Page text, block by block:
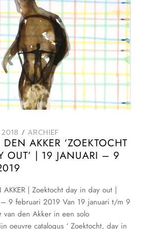
ARCHIEF
DEN AKKER ‘ZOEKTOCHT
OUT’ | 19 JANUARI – 9
AKKER | Zoektocht day in day out |
9 februari 2019 Van 19 januari t/m 9
van den Akker in een solo
oeuvre catalogus ‘ Zoektocht, day in